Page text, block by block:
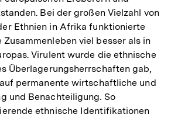
Bei der großen Vielzahl von
Ethnien in Afrika funktionierte
viel besser als in
Virulent wurde die ethnische
Überlagerungsherrschaften gab,
permanente wirtschaftliche und
und Benachteiligung. So
ethnische Identifikationen